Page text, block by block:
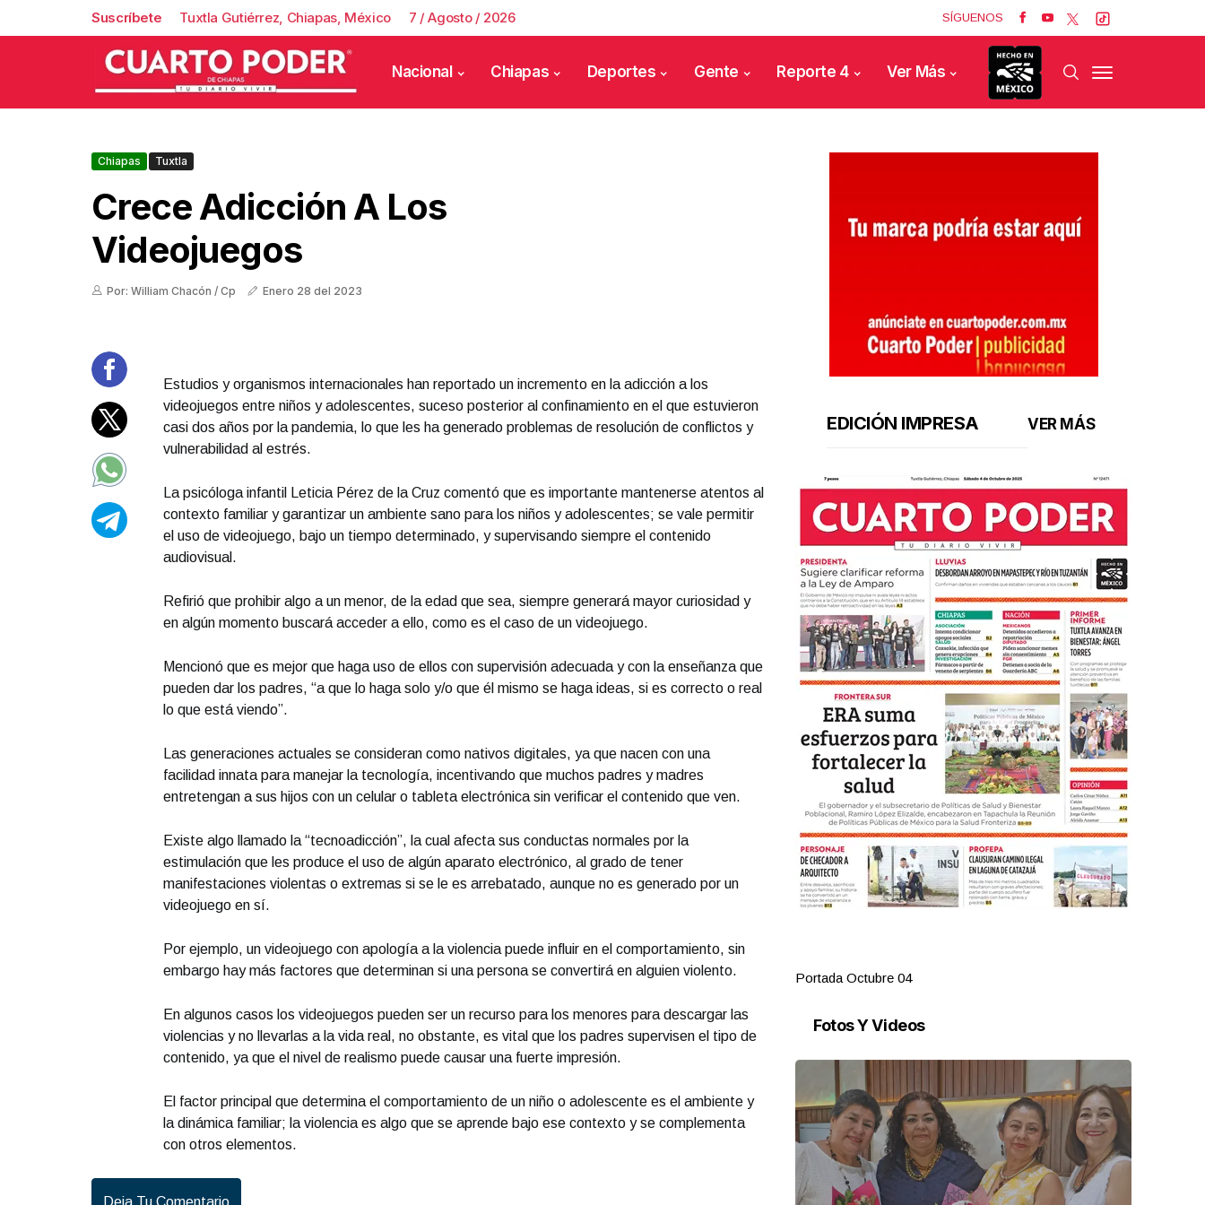
Suscríbete Tuxtla Gutiérrez, Chiapas, México 7 / Agosto / 2026 SÍGUENOS
Nacional Chiapas Deportes Gente Reporte 4 Ver Más
Chiapas Tuxtla
Crece Adicción A Los
Videojuegos
Por: William Chacón / Cp Enero 28 del 2023
Estudios y organismos internacionales han reportado un incremento en la adicción a los
videojuegos entre niños y adolescentes, suceso posterior al confinamiento en el que estuvieron
casi dos años por la pandemia, lo que les ha generado problemas de resolución de conflictos y
vulnerabilidad al estrés.
La psicóloga infantil Leticia Pérez de la Cruz comentó que es importante mantenerse atentos al
contexto familiar y garantizar un ambiente sano para los niños y adolescentes; se vale permitir
el uso de videojuego, bajo un tiempo determinado, y supervisando siempre el contenido
audiovisual.
Refirió que prohibir algo a un menor, de la edad que sea, siempre generará mayor curiosidad y
en algún momento buscará acceder a ello, como es el caso de un videojuego.
Mencionó que es mejor que haga uso de ellos con supervisión adecuada y con la enseñanza que
pueden dar los padres, “a que lo haga solo y/o que él mismo se haga ideas, si es correcto o real
lo que está viendo”.
Las generaciones actuales se consideran como nativos digitales, ya que nacen con una
facilidad innata para manejar la tecnología, incentivando que muchos padres y madres
entretengan a sus hijos con un celular o tableta electrónica sin verificar el contenido que ven.
Existe algo llamado la “tecnoadicción”, la cual afecta sus conductas normales por la
estimulación que les produce el uso de algún aparato electrónico, al grado de tener
manifestaciones violentas o extremas si se le es arrebatado, aunque no es generado por un
videojuego en sí.
Por ejemplo, un videojuego con apología a la violencia puede influir en el comportamiento, sin
embargo hay más factores que determinan si una persona se convertirá en alguien violento.
En algunos casos los videojuegos pueden ser un recurso para los menores para descargar las
violencias y no llevarlas a la vida real, no obstante, es vital que los padres supervisen el tipo de
contenido, ya que el nivel de realismo puede causar una fuerte impresión.
El factor principal que determina el comportamiento de un niño o adolescente es el ambiente y
la dinámica familiar; la violencia es algo que se aprende bajo ese contexto y se complementa
con otros elementos.
Deja Tu Comentario
EDICIÓN IMPRESA VER MÁS
Portada Octubre 01 Portada Octubre 04
Fotos Y Videos